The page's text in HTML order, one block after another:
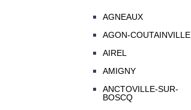
AGNEAUX
AGON-COUTAINVILLE
AIREL
AMIGNY
ANCTOVILLE-SUR-
BOSCQ